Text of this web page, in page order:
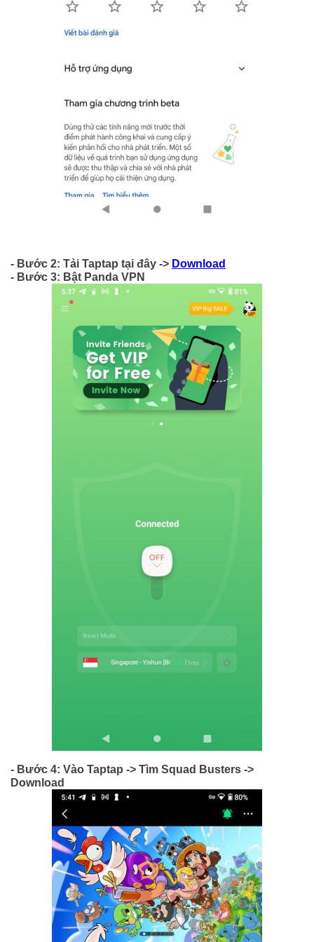
- Bước 2: Tải Taptap tại đây -> Download
- Bước 3: Bật Panda VPN
- Bước 4: Vào Taptap -> Tìm Squad Busters ->
Download